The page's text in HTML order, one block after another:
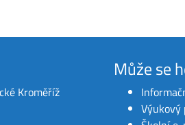
Kroměříž
Může se
Výukový